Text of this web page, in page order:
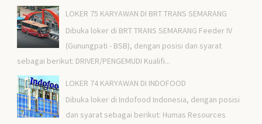
LOKER 75 KARYAWAN DI BRT TRANS SEMARANG
Dibuka loker di BRT TRANS SEMARANG Feeder IV
(Gunungpati - BSB), dengan posisi dan syarat
sebagai berikut: DRIVER/PENGEMUDI Kualifi...
LOKER 74 KARYAWAN DI INDOFOOD
Dibuka loker di Indofood Indonesia, dengan posisi
dan syarat sebagai berikut: Humas Resources